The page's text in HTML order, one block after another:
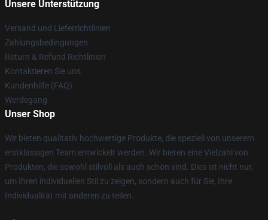
Unsere Unterstützung
Versand und Lieferrichtlinien
Zahlungsbedingungen
Return & Refund Richtlinien
Kontaktieren Sie uns
Kundenhilfe (FAQ)
Werdegang
Unser Shop
Wir bieten qualitativ hochwertige Produkte, die speziell von unserem
erstklassigen Team entwickelt werden. Wir bieten eine Vielzahl von
Produkten, die sowohl stilvoll als auch schön sind. Dies ist nicht nur,
um Ihren individuellen Stil zu zeigen, sondern auch für Sie, Ihre
Individualität mit anderen zu teilen.